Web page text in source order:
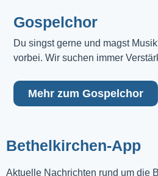
Gospelchor
Du singst gerne und magst
vorbei. Wir suchen immer
Mehr zum Gospelchor
Bethelkirchen-App
Aktuelle Nachrichten rund um die